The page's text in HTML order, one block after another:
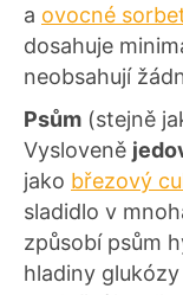
a ovocné
dosahuje
neobsahují
Psům (stejně
Vysloveně
jako březový
sladidlo v
způsobí psům
hladiny